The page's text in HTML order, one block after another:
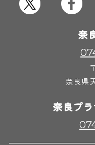
屋内レジャープール
奈良わんぱくランド
その他施設
奈
奈良県
奈良プ